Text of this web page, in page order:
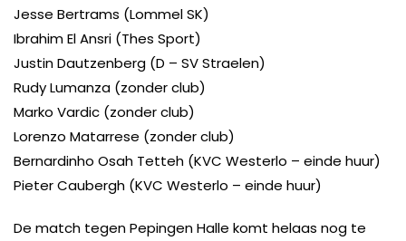
Jesse Bertrams (Lommel SK)
Ibrahim El Ansri (Thes Sport)
Justin Dautzenberg (D – SV Straelen)
Rudy Lumanza (zonder club)
Marko Vardic (zonder club)
Lorenzo Matarrese (zonder club)
Bernardinho Osah Tetteh (KVC Westerlo – einde huur)
Pieter Caubergh (KVC Westerlo – einde huur)
De match tegen Pepingen Halle komt helaas nog te